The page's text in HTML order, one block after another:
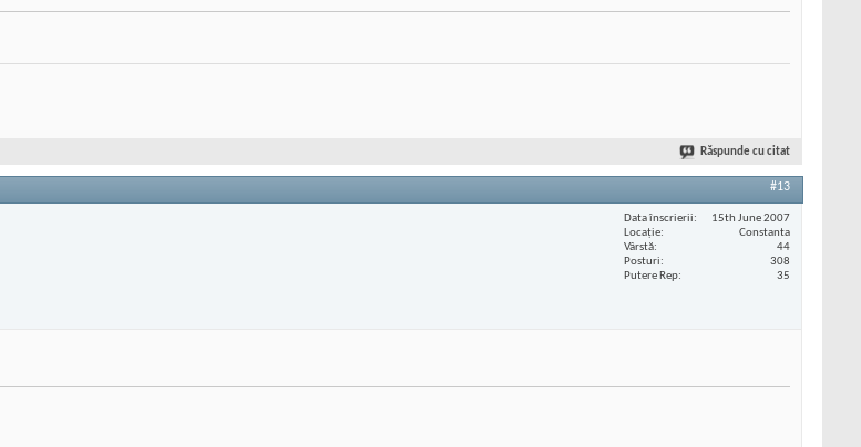
Răspunde cu citat
#13
Data înscrierii
15th June 2007
Locaţie
Constanta
Vârstă
44
Posturi
308
Putere Rep
35